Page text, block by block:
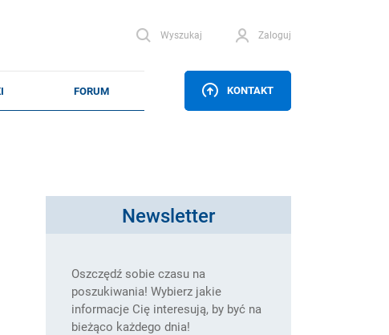
Wyszukaj Zaloguj
KONTAKT
Newsletter
Oszczędź sobie czasu na
poszukiwania! Wybierz jakie
informacje Cię interesują, by być na
bieżąco każdego dnia!